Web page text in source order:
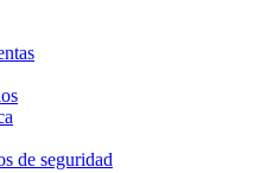
de seguridad